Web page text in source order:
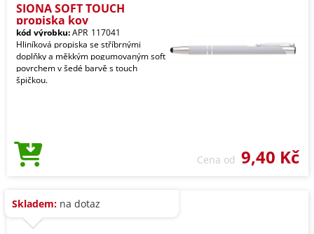
SIONA SOFT TOUCH
propiska kov
kód výrobku:APR_117041
Hliníková propiska se stříbrnými
doplňky a měkkým pogumovaným soft
povrchem v šedé barvě s touch
špičkou.
Cena od 9,40 Kč
Skladem: na dotaz